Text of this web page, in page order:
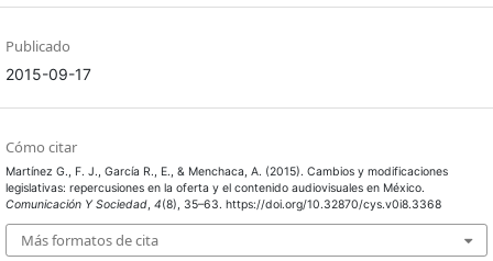
Publicado
2015-09-17
Cómo citar
Martínez G., F. J., García R., E., & Menchaca, A. (2015). Cambios y modificaciones
legislativas: repercusiones en la oferta y el contenido audiovisuales en México.
Comunicación Y Sociedad, 4(8), 35–63. https://doi.org/10.32870/cys.v0i8.3368
Más formatos de cita